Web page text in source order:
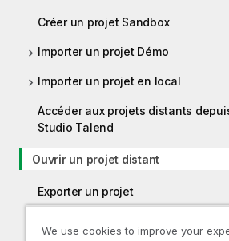
Créer un projet Sandbox
Importer un projet Démo
Importer un projet en local
Accéder aux projets distants
Studio Talend
Ouvrir un projet distant
Exporter un projet
distant en mode hors connexion
We use cookies to improve your